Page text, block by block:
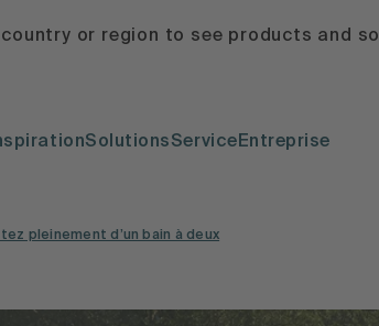
or region to see products and
SolutionsServiceEntreprise
pleinement d’un bain à deux